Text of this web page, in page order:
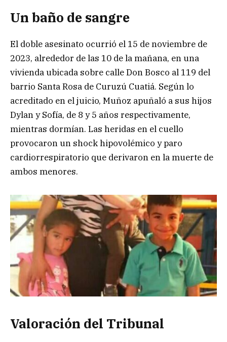
Un baño de sangre
El doble asesinato ocurrió el 15 de noviembre de
2023, alrededor de las 10 de la mañana, en una
vivienda ubicada sobre calle Don Bosco al 119 del
barrio Santa Rosa de Curuzú Cuatiá. Según lo
acreditado en el juicio, Muñoz apuñaló a sus hijos
Dylan y Sofía, de 8 y 5 años respectivamente,
mientras dormían. Las heridas en el cuello
provocaron un shock hipovolémico y paro
cardiorrespiratorio que derivaron en la muerte de
ambos menores.
Valoración del Tribunal